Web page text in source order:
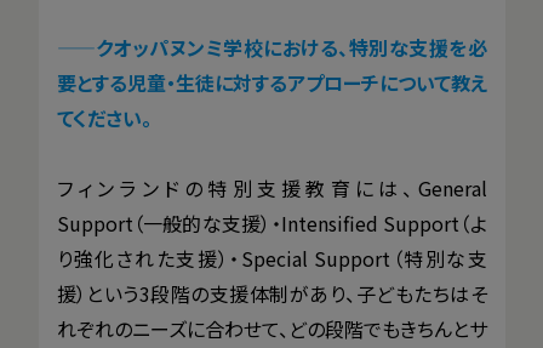
——クオッパヌンミ学校における、特別な支援を必
要とする児童・生徒に対するアプローチについて教え
てください。
フィンランドの特別支援教育には、General
Support（一般的な支援）・Intensified Support（よ
り強化された支援）・Special Support（特別な支
援）という3段階の支援体制があり、子どもたちはそ
れぞれのニーズに合わせて、どの段階でもきちんとサ